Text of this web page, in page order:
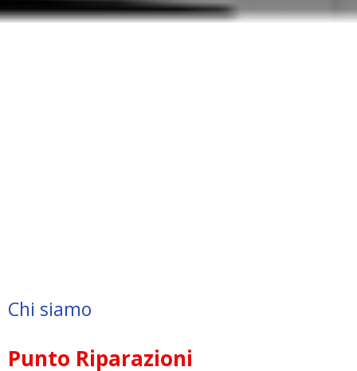
Chi siamo
Punto Riparazioni